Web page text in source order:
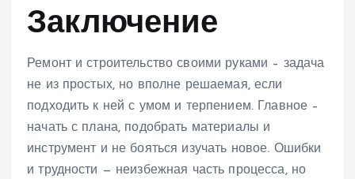
Заключение
Ремонт и строительство своими руками – задача
не из простых, но вполне решаемая, если
подходить к ней с умом и терпением. Главное –
начать с плана, подобрать материалы и
инструмент и не бояться изучать новое. Ошибки
и трудности — неизбежная часть процесса, но